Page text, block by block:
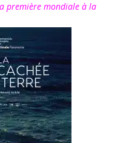
première mondiale à la